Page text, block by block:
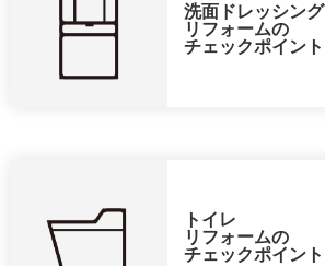
洗面ドレッシング
リフォームの
チェックポイント
トイレ
リフォームの
チェックポイント